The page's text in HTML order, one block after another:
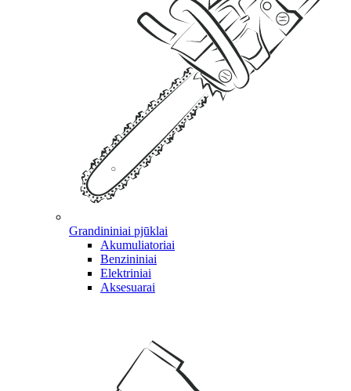
Grandininiai pjūklai
Akumuliatoriai
Benzininiai
Elektriniai
Aksesuarai